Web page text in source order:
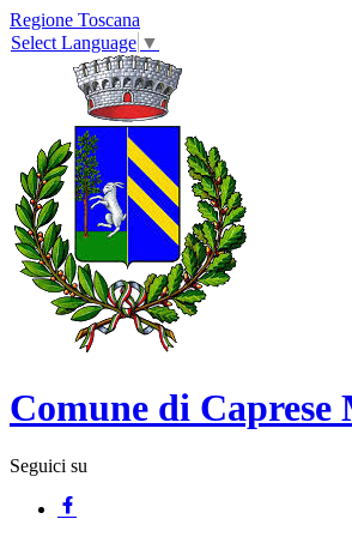
Regione Toscana
Select Language ▼
Comune di Caprese
Seguici su